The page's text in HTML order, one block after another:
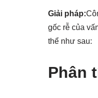
Giải pháp:
gốc rễ của
thể như sau:
Phân